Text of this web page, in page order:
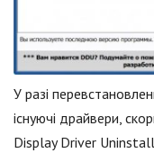
У разі
існуючі драйвери,
Display Driver